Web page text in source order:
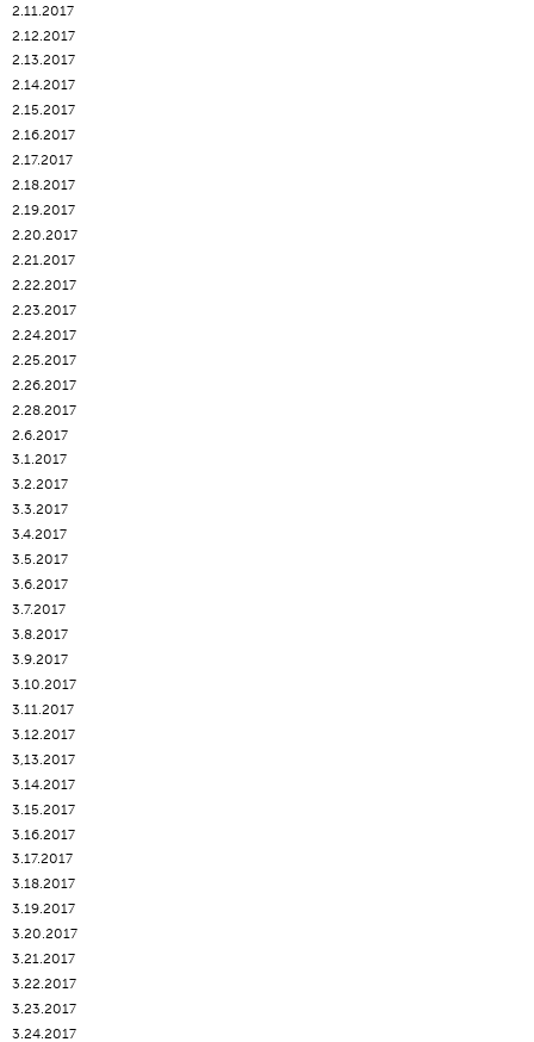
2.11.2017
2.12.2017
2.13.2017
2.14.2017
2.15.2017
2.16.2017
2.17.2017
2.18.2017
2.19.2017
2.20.2017
2.21.2017
2.22.2017
2.23.2017
2.24.2017
2.25.2017
2.26.2017
2.28.2017
2.6.2017
3.1.2017
3.2.2017
3.3.2017
3.4.2017
3.5.2017
3.6.2017
3.7.2017
3.8.2017
3.9.2017
3.10.2017
3.11.2017
3.12.2017
3,13.2017
3.14.2017
3.15.2017
3.16.2017
3.17.2017
3.18.2017
3.19.2017
3.20.2017
3.21.2017
3.22.2017
3.23.2017
3.24.2017